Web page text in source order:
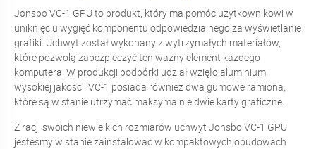
Jonsbo VC-1 GPU to produkt, który ma pomóc użytkownikowi w
uniknięciu wygięć komponentu odpowiedzialnego za wyświetlanie
grafiki. Uchwyt został wykonany z wytrzymałych materiałów,
które pozwolą zabezpieczyć ten ważny element każdego
komputera. W produkcji podpórki udział wzięło aluminium
wysokiej jakości. VC-1 posiada również dwa gumowe ramiona,
które są w stanie utrzymać maksymalnie dwie karty graficzne.
Z racji swoich niewielkich rozmiarów uchwyt Jonsbo VC-1 GPU
jesteśmy w stanie zainstalować w kompaktowych obudowach